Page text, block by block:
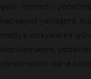
gelir. Immich'i
kapsayıcı yaklaşımı,
medya dosyalarını
depolamasını,
yönetmesini daha